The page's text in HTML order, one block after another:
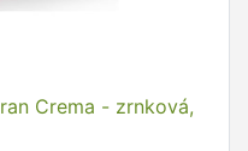
Crema - zrnková,